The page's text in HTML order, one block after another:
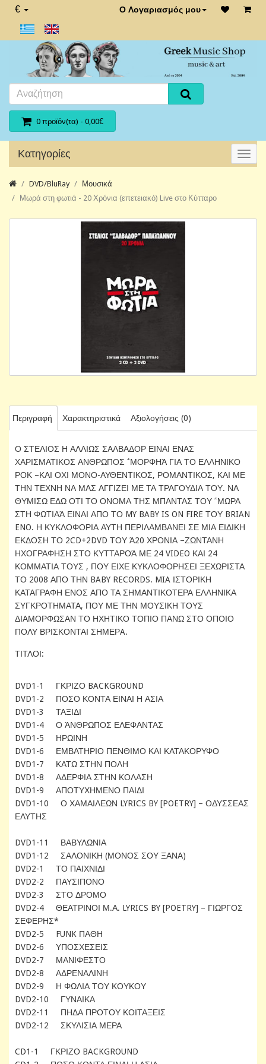
€ Ο Λογαριασμός μου
0 προϊόν(τα) - 0,00€
Κατηγορίες
DVD/BluRay
Μουσικά
Μωρά στη φωτιά - 20 Χρόνια (επετειακό) Live στο Κύτταρο
Περιγραφή Χαρακτηριστικά Αξιολογήσεις (0)
Ο ΣΤΕΛΙΟΣ Η ΑΛΛΙΩΣ ΣΑΛΒΑΔΟΡ ΕΙΝΑΙ ΕΝΑΣ
ΧΑΡΙΣΜΑΤΙΚΟΣ ΑΝΘΡΩΠΟΣ ΅ΜΟΡΦΗΆ ΓΙΑ ΤΟ ΕΛΛΗΝΙΚΟ
ΡΟΚ –ΚΑΙ ΟΧΙ ΜΟΝΟ-ΑΥΘΕΝΤΙΚΟΣ, ΡΟΜΑΝΤΙΚΟΣ, ΚΑΙ ΜΕ
ΤΗΝ ΤΕΧΝΗ ΝΑ ΜΑΣ ΑΓΓΙΖΕΙ ΜΕ ΤΑ ΤΡΑΓΟΥΔΙΑ ΤΟΥ. ΝΑ
ΘΥΜΙΣΩ ΕΔΩ ΟΤΙ ΤΟ ΟΝΟΜΑ ΤΗΣ ΜΠΑΝΤΑΣ ΤΟΥ ΅ΜΩΡΑ
ΣΤΗ ΦΩΤΙΑΆ ΕΙΝΑΙ ΑΠΟ ΤΟ MY BABY IS ON FIRE ΤΟΥ BRIAN
ENO. Η ΚΥΚΛΟΦΟΡΙΑ ΑΥΤΗ ΠΕΡΙΛΑΜΒΑΝΕΙ ΣΕ ΜΙΑ ΕΙΔΙΚΗ
ΕΚΔΟΣΗ ΤΟ 2CD+2DVD ΤΟΥ Ά20 ΧΡΟΝΙΑ –ΖΩΝΤΑΝΗ
ΗΧΟΓΡΑΦΗΣΗ ΣΤΟ ΚΥΤΤΑΡΟΆ ΜΕ 24 VIDEO ΚΑΙ 24
ΚΟΜΜΑΤΙΑ ΤΟΥΣ , ΠΟΥ ΕΙΧΕ ΚΥΚΛΟΦΟΡΗΣΕΙ ΞΕΧΩΡΙΣΤΑ
ΤΟ 2008 ΑΠΟ ΤΗΝ BABY RECORDS. MIA ΙΣΤΟΡΙΚΗ
ΚΑΤΑΓΡΑΦΗ ΕΝΟΣ ΑΠΟ ΤΑ ΣΗΜΑΝΤΙΚΟΤΕΡΑ ΕΛΛΗΝΙΚΑ
ΣΥΓΚΡΟΤΗΜΑΤΑ, ΠΟΥ ΜΕ ΤΗΝ ΜΟΥΣΙΚΗ ΤΟΥΣ
ΔΙΑΜΟΡΦΩΣΑΝ ΤΟ ΗΧΗΤΙΚΟ ΤΟΠΙΟ ΠΑΝΩ ΣΤΟ ΟΠΟΙΟ
ΠΟΛΥ ΒΡΙΣΚΟΝΤΑΙ ΣΗΜΕΡA.
ΤΙΤΛΟΙ:
DVD1-1 ΓΚΡΙΖΟ BACKGROUND
DVD1-2 ΠΟΣΟ ΚΟΝΤΑ ΕΙΝΑΙ Η ΑΣΙΑ
DVD1-3 ΤΑΞΙΔΙ
DVD1-4 Ο ΆΝΘΡΩΠΟΣ ΕΛΕΦΑΝΤΑΣ
DVD1-5 ΗΡΩΙΝΗ
DVD1-6 ΕΜΒΑΤΗΡΙΟ ΠΕΝΘΙΜΟ ΚΑΙ ΚΑΤΑΚΟΡΥΦΟ
DVD1-7 ΚΑΤΩ ΣΤΗΝ ΠΟΛΗ
DVD1-8 ΑΔΕΡΦΙΑ ΣΤΗΝ ΚΟΛΑΣΗ
DVD1-9 ΑΠΟΤΥΧΗΜΕΝΟ ΠΑΙΔΙ
DVD1-10 Ο ΧΑΜΑΙΛΕΩΝ LYRICS BY [POETRY] – ΟΔΥΣΣΕΑΣ
ΕΛΥΤΗΣ
DVD1-11 ΒΑΒΥΛΩΝΙΑ
DVD1-12 ΣΑΛΟΝΙΚΗ (ΜΟΝΟΣ ΣΟΥ ΞΑΝΑ)
DVD2-1 ΤΟ ΠΑΙΧΝΙΔΙ
DVD2-2 ΠΑΥΣΙΠΟΝΟ
DVD2-3 ΣΤΟ ΔΡΟΜΟ
DVD2-4 ΘΕΑΤΡΙΝΟΙ Μ.Α. LYRICS BY [POETRY] – ΓΙΩΡΓΟΣ
ΣΕΦΕΡΗΣ*
DVD2-5 FUNK ΠΑΘΗ
DVD2-6 ΥΠΟΣΧΕΣΕΙΣ
DVD2-7 ΜΑΝΙΦΕΣΤΟ
DVD2-8 ΑΔΡΕΝΑΛΙΝΗ
DVD2-9 Η ΦΩΛΙΑ ΤΟΥ ΚΟΥΚΟΥ
DVD2-10 ΓΥΝΑΙΚΑ
DVD2-11 ΠΗΔΑ ΠΡΟΤΟΥ ΚΟΙΤΑΞΕΙΣ
DVD2-12 ΣΚΥΛΙΣΙΑ ΜΕΡΑ
CD1-1 ΓΚΡΙΖΟ BACKGROUND